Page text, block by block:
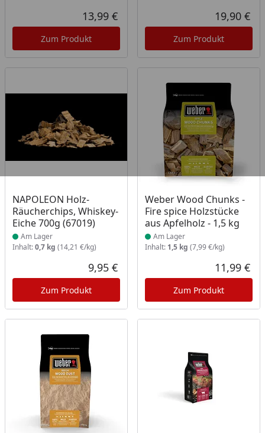
Aktueller Preis
13,99 €
Zum Produkt
19,90 €
Zum Produkt
NAPOLEON Holz-
Räucherchips, Whiskey-
Eiche 700g (67019)
Produkt am Lager
Am Lager
Inhalt:0,7 kg (14,21 €/kg)
Aktueller Preis
9,95 €
Zum Produkt
Weber Wood Chunks -
Fire spice Holzstücke
aus Apfelholz - 1,5 kg
Produkt am Lager
Am Lager
Inhalt: 1,5 kg (7,99 €/kg)
11,99 €
Zum Produkt